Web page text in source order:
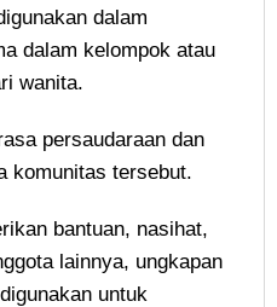
dalam
dalam kelompok atau
wanita.
persaudaraan dan
komunitas tersebut.
bantuan, nasihat,
lainnya, ungkapan
untuk